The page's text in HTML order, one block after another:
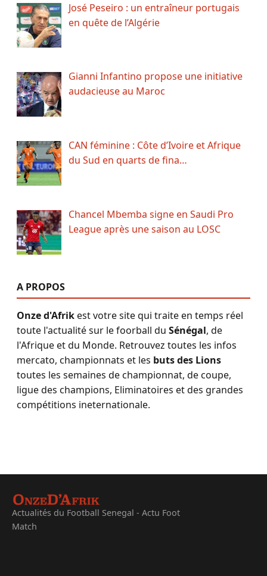
José Peseiro : un entraîneur portugais
en quête de l’Algérie
Gianni Infantino propose une initiative
audacieuse au Maroc
CAN féminine : Côte d’Ivoire et Afrique
du Sud en quarts de fina…
Chancel Mbemba signe en Saudi Pro
League après une saison au LOSC
A PROPOS
Onze d'Afrikest votre site qui traite en temps réel
toute l'actualité sur le foorball du Sénégal, de
l'Afrique et du Monde. Retrouvez toutes les infos
mercato, championnats et les buts des Lions
toutes les semaines de championnat, de coupe,
ligue des champions, Eliminatoires et des grandes
compétitions ineternationale.
Actualités du Football Senegal - Actu Foot
Match